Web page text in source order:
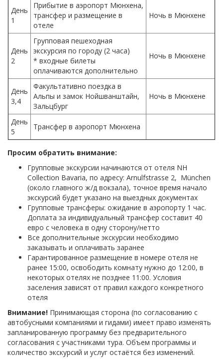
День
1
Прибытие в аэропорт Мюнхена,
трансфер и размещение в
отеле
Ночь в Мюнхене
День
2
Групповая пешеходная
экскурсия по городу (2 часа)
* входные билеты
оплачиваются дополнительно
Ночь в Мюнхене
День
3,4
Факультативно поездка в
Альпы и замок Нойшванштайн,
Зальцбург
Ночь в Мюнхене
День
5
Трансфер в аэропорт Мюнхена
Просим обратить внимание:
Групповые экскурсии нaчинаются от отеля NH
Collection Bavaria, по адресу: Arnulfstrasse 2, München
(около главного ж/д вокзала), точное время начало
экскурсий будет указано на выездных документах
Групповые трансферы: ожидание в аэропорту 1 час.
Доплата за индивидуальный трансфер составит 40
евро с человека в одну сторону/нетто
Все дополнительные экскурсии необходимо
заказывать и оплачивать заранее
Гарантированное размещение в номере отеля не
ранее 15:00, освободить комнату нужно до 12:00, в
некоторых отелях не позднее 11:00. Условия
заселения зависят от правил каждого конкретного
отеля
Внимание! Принимающая сторона (по согласованию с
автобусными компаниями и гидами) имеет право изменять
запланированную программу без предварительного
согласования с участниками тура. Объем программы и
количество экскурсий и услуг остаётся без изменений.